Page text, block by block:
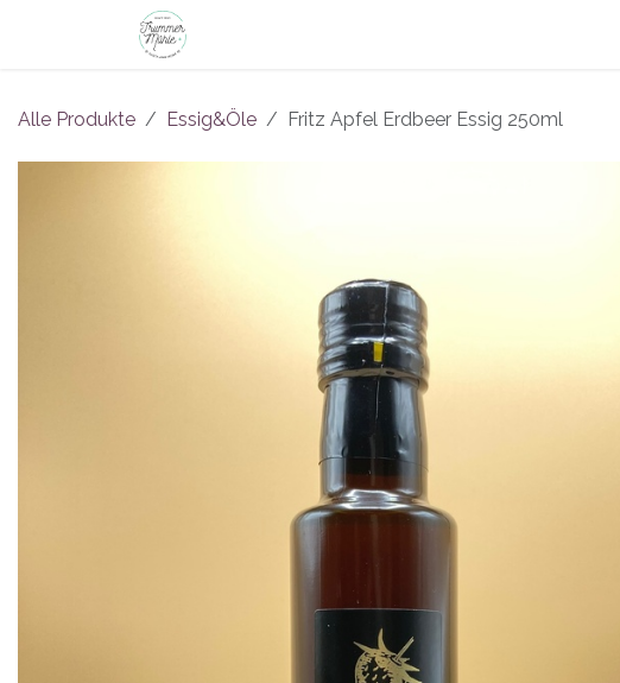
Zum Inhalt springen
Alle Produkte Essig&Öle Fritz Apfel Erdbeer Essig 250ml